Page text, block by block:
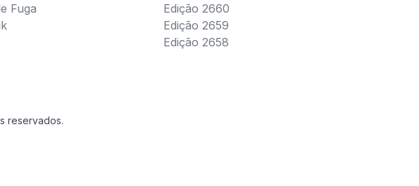
Fuga
Edição 2660
Edição 2659
Edição 2658
reservados.